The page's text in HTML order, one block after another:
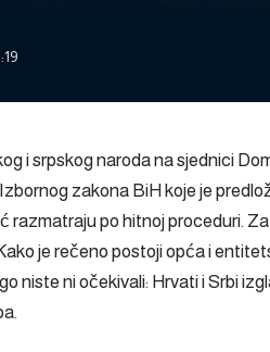
i srpskog naroda na sjednici
zakona BiH koje je
razmatraju po hitnoj proceduri.
je rečeno postoji opća i
niste ni očekivali: Hrvati i Srbi
.